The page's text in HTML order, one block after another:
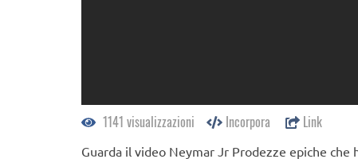
1141 visualizzazioni Incorpora Link
Guarda il video Neymar Jr Prodezze epiche